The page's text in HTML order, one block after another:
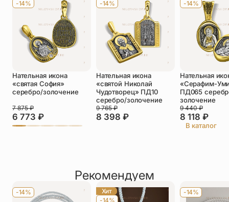
*
Отзыв*
Прикрепить фото
-14%
Нательная икона
«святая София»
серебро/золочение
6 773 ₽
7 875₽
-14%
Нательная икона
«святой Николай
Чудотворец» ПД10
серебро/золочение
8 398 ₽
9 765₽
-14%
Нательная
«Серафим-
ПД065
золочение
8 118 ₽
9 440₽
В каталог
Рекомендуем
-14%
Хит
-14%
-14%